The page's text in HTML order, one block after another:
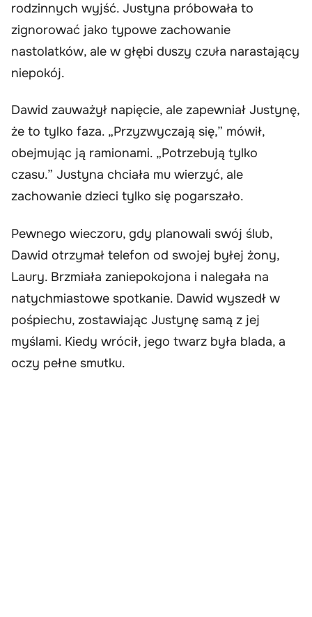
rodzinnych wyjść. Justyna próbowała to
zignorować jako typowe zachowanie
nastolatków, ale w głębi duszy czuła narastający
niepokój.
Dawid zauważył napięcie, ale zapewniał Justynę,
że to tylko faza. „Przyzwyczają się,” mówił,
obejmując ją ramionami. „Potrzebują tylko
czasu.” Justyna chciała mu wierzyć, ale
zachowanie dzieci tylko się pogarszało.
Pewnego wieczoru, gdy planowali swój ślub,
Dawid otrzymał telefon od swojej byłej żony,
Laury. Brzmiała zaniepokojona i nalegała na
natychmiastowe spotkanie. Dawid wyszedł w
pośpiechu, zostawiając Justynę samą z jej
myślami. Kiedy wrócił, jego twarz była blada, a
oczy pełne smutku.